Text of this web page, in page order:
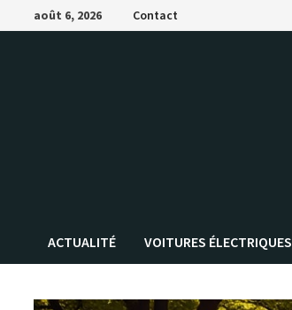
Passer
au
août 6, 2026 Contact
ACTUALITÉ VOITURES ÉLECTRIQUES